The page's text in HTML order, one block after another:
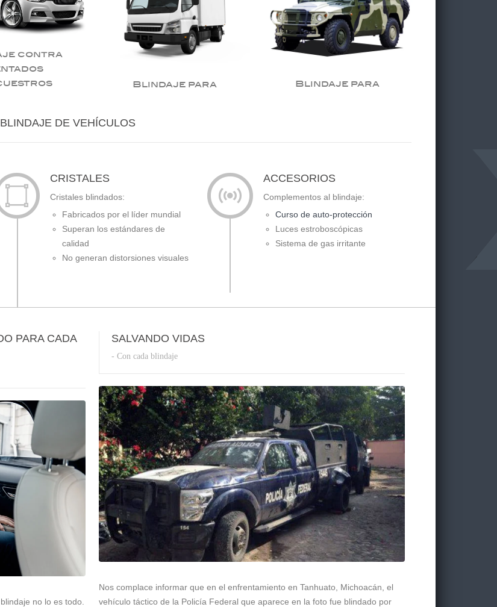
contra
Blindaje para
Blindaje para
DE VEHÍCULOS
CRISTALES
Cristales blindados:
Fabricados por el líder mundial
Superan los estándares de
calidad
No generan distorsiones visuales
ACCESORIOS
Complementos al blindaje:
Curso de auto-protección
Luces estroboscópicas
Sistema de gas irritante
PARA CADA
no lo es todo.
SALVANDO VIDAS
- Con cada blindaje
Nos complace informar que en el enfrentamiento en Tanhuato, Michoacán, el
vehículo táctico de la Policía Federal que aparece en la foto fue blindado por